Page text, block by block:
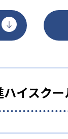
ハイスク
IT授業